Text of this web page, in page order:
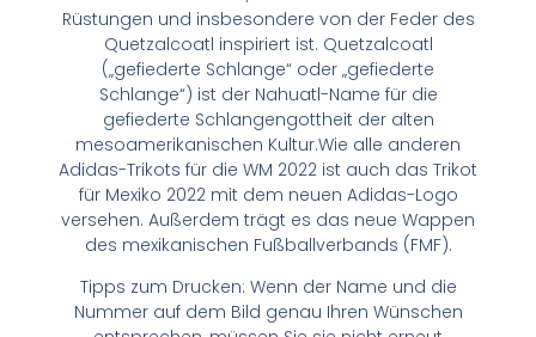
Rüstungen und insbesondere von der Feder des
Quetzalcoatl inspiriert ist. Quetzalcoatl
(„gefiederte Schlange“ oder „gefiederte
Schlange“) ist der Nahuatl-Name für die
gefiederte Schlangengottheit der alten
mesoamerikanischen Kultur.Wie alle anderen
Adidas-Trikots für die WM 2022 ist auch das Trikot
für Mexiko 2022 mit dem neuen Adidas-Logo
versehen. Außerdem trägt es das neue Wappen
des mexikanischen Fußballverbands (FMF).
Tipps zum Drucken: Wenn der Name und die
Nummer auf dem Bild genau Ihren Wünschen